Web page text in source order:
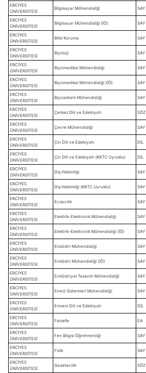
ERCİYES
ÜNİVERSİTESİ
Bilgisayar Mühendisliği SAY
ERCİYES
ÜNİVERSİTESİ
Bilgisayar Mühendisliği (İÖ) SAY
ERCİYES
ÜNİVERSİTESİ
Bitki Koruma SAY
ERCİYES
ÜNİVERSİTESİ
Biyoloji SAY
ERCİYES
ÜNİVERSİTESİ
Biyomedikal Mühendisliği SAY
ERCİYES
ÜNİVERSİTESİ
Biyomedikal Mühendisliği (İÖ) SAY
ERCİYES
ÜNİVERSİTESİ
Biyosistem Mühendisliği SAY
ERCİYES
ÜNİVERSİTESİ
Çerkez Dili ve Edebiyatı SÖZ
ERCİYES
ÜNİVERSİTESİ
Çevre Mühendisliği SAY
ERCİYES
ÜNİVERSİTESİ
Çin Dili ve Edebiyatı DİL
ERCİYES
ÜNİVERSİTESİ
Çin Dili ve Edebiyatı (KKTC Uyruklu) DİL
ERCİYES
ÜNİVERSİTESİ
Diş Hekimliği SAY
ERCİYES
ÜNİVERSİTESİ
Diş Hekimliği (KKTC Uyruklu) SAY
ERCİYES
ÜNİVERSİTESİ
Eczacılık SAY
ERCİYES
ÜNİVERSİTESİ
Elektrik-Elektronik Mühendisliği SAY
ERCİYES
ÜNİVERSİTESİ
Elektrik-Elektronik Mühendisliği (İÖ) SAY
ERCİYES
ÜNİVERSİTESİ
Endüstri Mühendisliği SAY
ERCİYES
ÜNİVERSİTESİ
Endüstri Mühendisliği (İÖ) SAY
ERCİYES
ÜNİVERSİTESİ
Endüstriyel Tasarım Mühendisliği SAY
ERCİYES
ÜNİVERSİTESİ
Enerji Sistemleri Mühendisliği SAY
ERCİYES
ÜNİVERSİTESİ
Ermeni Dili ve Edebiyatı DİL
ERCİYES
ÜNİVERSİTESİ
Felsefe EA
ERCİYES
ÜNİVERSİTESİ
Fen Bilgisi Öğretmenliği SAY
ERCİYES
ÜNİVERSİTESİ
Fizik SAY
ERCİYES
ÜNİVERSİTESİ
Gazetecilik SÖZ